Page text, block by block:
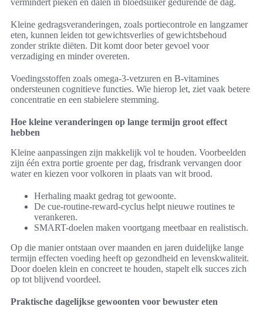
vermindert pieken en dalen in bloedsuiker gedurende de dag.
Kleine gedragsveranderingen, zoals portiecontrole en langzamer
eten, kunnen leiden tot gewichtsverlies of gewichtsbehoud
zonder strikte diëten. Dit komt door beter gevoel voor
verzadiging en minder overeten.
Voedingsstoffen zoals omega-3-vetzuren en B-vitamines
ondersteunen cognitieve functies. Wie hierop let, ziet vaak betere
concentratie en een stabielere stemming.
Hoe kleine veranderingen op lange termijn groot effect
hebben
Kleine aanpassingen zijn makkelijk vol te houden. Voorbeelden
zijn één extra portie groente per dag, frisdrank vervangen door
water en kiezen voor volkoren in plaats van wit brood.
Herhaling maakt gedrag tot gewoonte.
De cue-routine-reward-cyclus helpt nieuwe routines te
verankeren.
SMART-doelen maken voortgang meetbaar en realistisch.
Op die manier ontstaan over maanden en jaren duidelijke lange
termijn effecten voeding heeft op gezondheid en levenskwaliteit.
Door doelen klein en concreet te houden, stapelt elk succes zich
op tot blijvend voordeel.
Praktische dagelijkse gewoonten voor bewuster eten